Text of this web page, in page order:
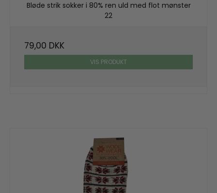
Bløde strik sokker i 80% ren uld med flot mønster
22
79,00 DKK
VIS PRODUKT